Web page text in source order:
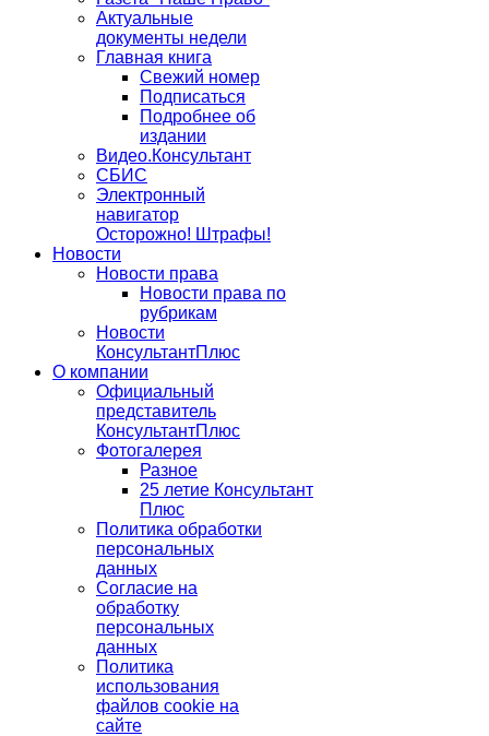
Актуальные
документы недели
Главная книга
Свежий номер
Подписаться
Подробнее об
издании
Видео.Консультант
СБИС
Электронный
навигатор
Осторожно! Штрафы!
Новости
Новости права
Новости права по
рубрикам
Новости
КонсультантПлюс
О компании
Официальный
представитель
КонсультантПлюс
Фотогалерея
Разное
25 летие Консультант
Плюс
Политика обработки
персональных
данных
Согласие на
обработку
персональных
данных
Политика
использования
файлов cookie на
сайте